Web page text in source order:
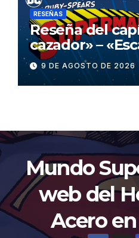
RESEÑAS
Reseña del
cazador» –
casa» de
9 DE AGOSTO DE 2026
Mundo
web del
Acero